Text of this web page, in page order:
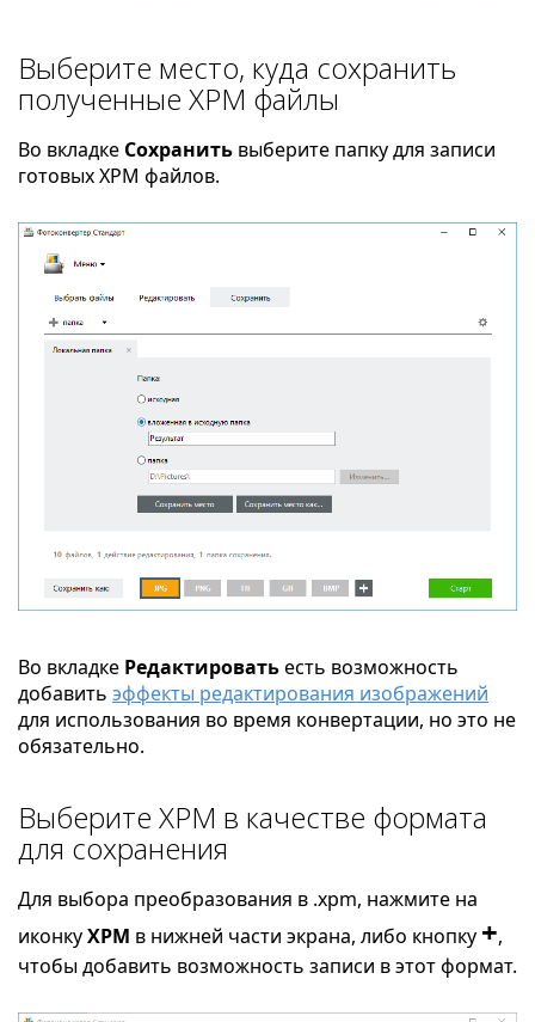
Выберите место, куда сохранить
полученные XPM файлы
Во вкладке Сохранить выберите папку для записи
готовых XPM файлов.
Во вкладке Редактироватьесть возможность
добавить эффекты редактирования изображений
для использования во время конвертации, но это не
обязательно.
Выберите XPM в качестве формата
для сохранения
Для выбора преобразования в .xpm, нажмите на
иконкуXPM в нижней части экрана, либо кнопку +,
чтобы добавить возможность записи в этот формат.